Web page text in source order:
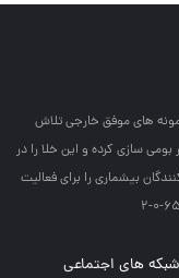
نمونه هاي موفق خارجي تلاش
سازي كرده و اين خلا را در
بيشماري را براي فعاليت
شبکه های اجتماعی